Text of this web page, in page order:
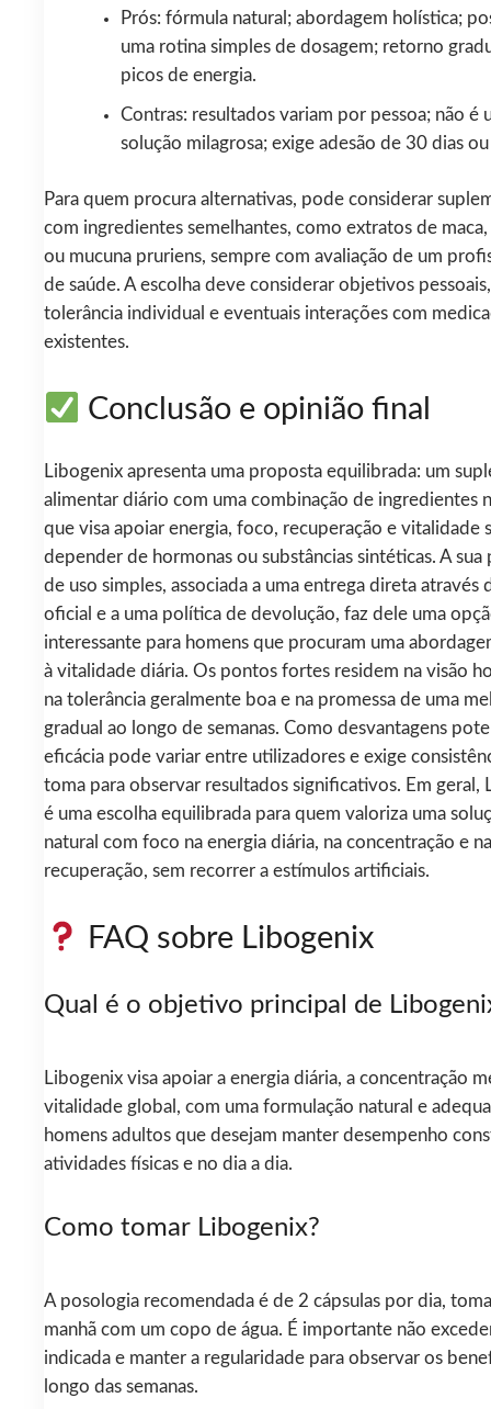
Prós: fórmula natural; abordagem holística;
uma rotina simples de dosagem; retorno
picos de energia.
Contras: resultados variam por pessoa; não é
solução milagrosa; exige adesão de 30 dias ou
Para quem procura alternativas, pode considerar
com ingredientes semelhantes, como extratos de maca,
ou mucuna pruriens, sempre com avaliação de um
de saúde. A escolha deve considerar objetivos pessoais,
tolerância individual e eventuais interações com
existentes.
Conclusão e opinião final
Libogenix apresenta uma proposta equilibrada: um
alimentar diário com uma combinação de ingredientes
que visa apoiar energia, foco, recuperação e vitalidade
depender de hormonas ou substâncias sintéticas. A sua
de uso simples, associada a uma entrega direta através
oficial e a uma política de devolução, faz dele uma
interessante para homens que procuram uma
à vitalidade diária. Os pontos fortes residem na visão
na tolerância geralmente boa e na promessa de uma
gradual ao longo de semanas. Como desvantagens
eficácia pode variar entre utilizadores e exige
toma para observar resultados significativos. Em geral,
é uma escolha equilibrada para quem valoriza uma
natural com foco na energia diária, na concentração e na
recuperação, sem recorrer a estímulos artificiais.
FAQ sobre Libogenix
Qual é o objetivo principal de
Libogenix visa apoiar a energia diária, a concentração
vitalidade global, com uma formulação natural e
homens adultos que desejam manter desempenho
atividades físicas e no dia a dia.
Como tomar Libogenix?
A posologia recomendada é de 2 cápsulas por dia,
manhã com um copo de água. É importante não
indicada e manter a regularidade para observar os
longo das semanas.